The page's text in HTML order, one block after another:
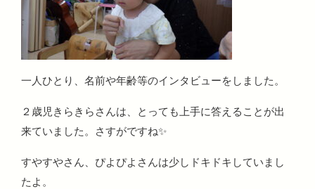
一人ひとり、名前や年齢等のインタビューをしました。
２歳児きらきらさんは、とっても上手に答えることが出
来ていました。さすがですね✨
すやすやさん、ぴよぴよさんは少しドキドキしていまし
たよ。